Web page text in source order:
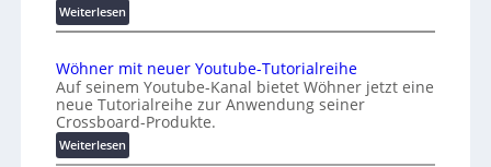
m
t
i
o
d
e
K
o
s
t
e
Weiterlesen:
A
A
Z
ü
r
i
Wöhner mit neuer Youtube-Tutorialreihe
Auf seinem Youtube-Kanal bietet Wöhner jetzt eine
neue Tutorialreihe zur Anwendung seiner
Crossboard-Produkte.
Weiterlesen:
W